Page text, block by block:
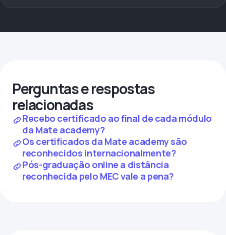
Perguntas e respostas
relacionadas
Recebo certificado ao final de cada módulo
da Mate academy?
Os certificados da Mate academy são
reconhecidos internacionalmente?
Pós-graduação online a distância
reconhecida pelo MEC vale a pena?